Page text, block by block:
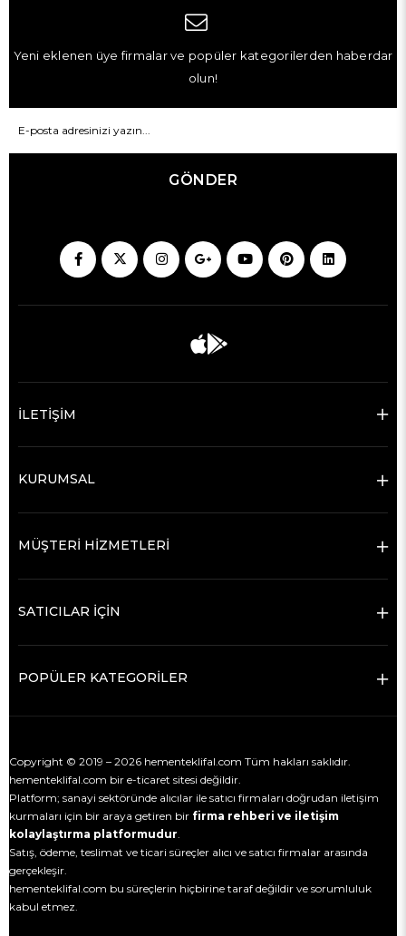
Yeni eklenen üye firmalar ve popüler kategorilerden haberdar
olun!
GÖNDER
İLETİŞİM
KURUMSAL
MÜŞTERİ HİZMETLERİ
SATICILAR İÇİN
POPÜLER KATEGORİLER
Copyright © 2019 – 2026 hementeklifal.com Tüm hakları saklıdır.
hementeklifal.com bir e-ticaret sitesi değildir.
Platform; sanayi sektöründe alıcılar ile satıcı firmaları doğrudan iletişim
kurmaları için bir araya getiren bir firma rehberi ve iletişim
kolaylaştırma platformudur
Satış, ödeme, teslimat ve ticari süreçler alıcı ve satıcı firmalar arasında
gerçekleşir.
hementeklifal.com bu süreçlerin hiçbirine taraf değildir ve sorumluluk
kabul etmez.